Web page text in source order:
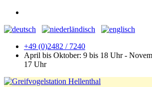
+49 (0)2482 / 7240
April bis Oktober: 9 bis 18 Uhr -
17 Uhr